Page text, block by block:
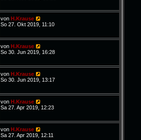
vonH.Krause
So 27. Okt 2019, 11:10
vonH.Krause
So 30. Jun 2019, 16:28
vonH.Krause
So 30. Jun 2019, 13:17
vonH.Krause
Sa 27. Apr 2019, 12:23
vonH.Krause
Sa 27. Apr 2019, 12:11